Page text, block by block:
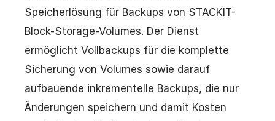
Speicherlösung für Backups von STACKIT-
Block-Storage-Volumes. Der Dienst
ermöglicht Vollbackups für die komplette
Sicherung von Volumes sowie darauf
aufbauende inkrementelle Backups, die nur
Änderungen speichern und damit Kosten